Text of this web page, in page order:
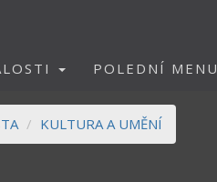
POLEDNÍ MENU
KULTURA A UMĚNÍ